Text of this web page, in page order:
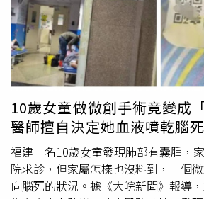
異常或凝血功能異常，轉變為慢性肺
構，慢慢演變成肺高壓，這類病人需要
病人平時需注意飲食清淡、按時服藥，
醫師評估是否需要進一步手術或調整
險，所以可以開刀的肺癌患者其實復
金洲醫師指出，開完刀後仍有復發風險
能已有遠處轉移，但太過微小，開刀診
來，在這種情況下建議病患可以做術
險。高雄長庚醫院內科部副部主任王
助治療 依個別情況選擇適當方法術後
標靶治療、免疫治療等。王金洲醫師提
是化療，化療僅能增加約5%的復發預
太夠，但現在輔助治療有其他新治療
疫藥物等，相關研究都已證實術後加
輔助治療控制復發的效果都不錯，可增
10歲女童做微創手術竟變成
醫師擅自決定她血液噴乾腦
福建一名10歲女童發現肺部有囊腫，
院求診，但家屬怎樣也沒料到，一個
向腦死的狀況。據《大皖新聞》報導